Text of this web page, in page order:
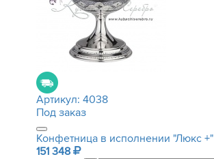
Артикул: 4038
Под заказ
Конфетница в исполнении "Люкс +"
151 348